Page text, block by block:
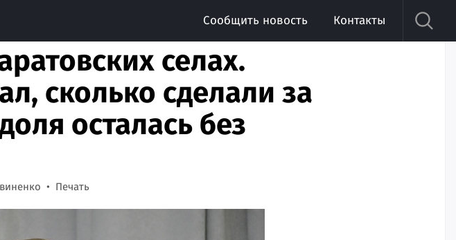
Сообщить новость Контакты
селах.
сколько сделали за
осталась без
Печать